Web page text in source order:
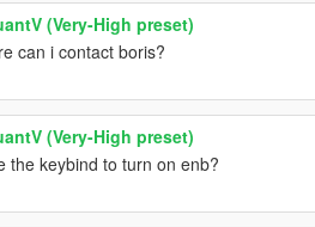
(Very-High preset)
can i contact boris?
(Very-High preset)
the keybind to turn on enb?